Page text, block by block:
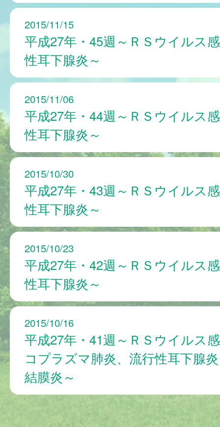
2015/11/15
平成27年・45週～ＲＳウイルス
性耳下腺炎～
2015/11/06
平成27年・44週～ＲＳウイルス
性耳下腺炎～
2015/10/30
平成27年・43週～ＲＳウイルス
性耳下腺炎～
2015/10/23
平成27年・42週～ＲＳウイルス
性耳下腺炎～
2015/10/16
平成27年・41週～ＲＳウイルス
コプラズマ肺炎、流行性耳下腺
結膜炎～